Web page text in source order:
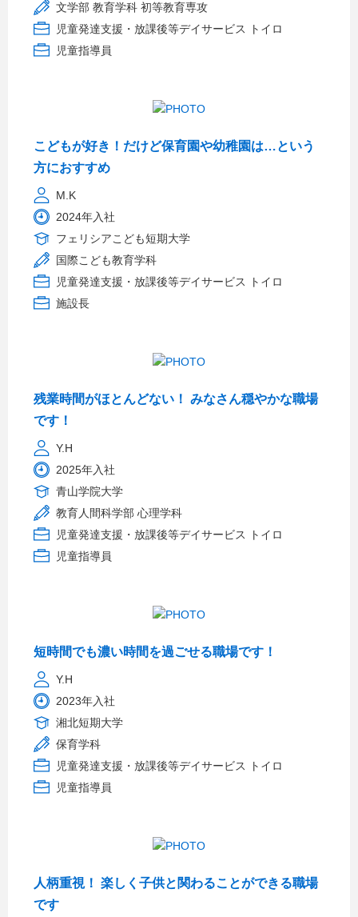
文学部 教育学科 初等教育専攻
児童発達支援・放課後等デイサービス トイロ
児童指導員
こどもが好き！だけど保育園や幼稚園は…という
方におすすめ
M.K
2024年入社
フェリシアこども短期大学
国際こども教育学科
児童発達支援・放課後等デイサービス トイロ
施設長
残業時間がほとんどない！ みなさん穏やかな職場
です！
Y.H
2025年入社
青山学院大学
教育人間科学部 心理学科
児童発達支援・放課後等デイサービス トイロ
児童指導員
短時間でも濃い時間を過ごせる職場です！
Y.H
2023年入社
湘北短期大学
保育学科
児童発達支援・放課後等デイサービス トイロ
児童指導員
人柄重視！ 楽しく子供と関わることができる職場
です